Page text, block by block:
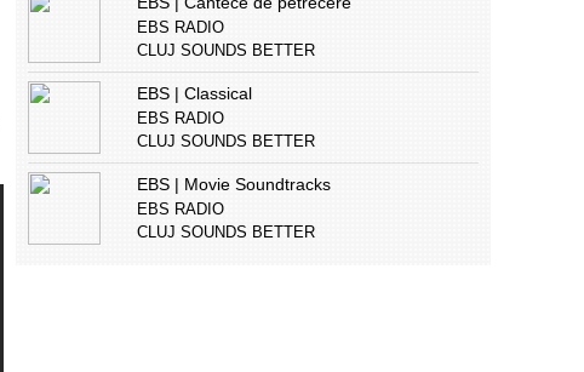
EBS RADIO
CLUJ SOUNDS BETTER
EBS | Classical
EBS RADIO
CLUJ SOUNDS BETTER
EBS | Movie Soundtracks
EBS RADIO
CLUJ SOUNDS BETTER